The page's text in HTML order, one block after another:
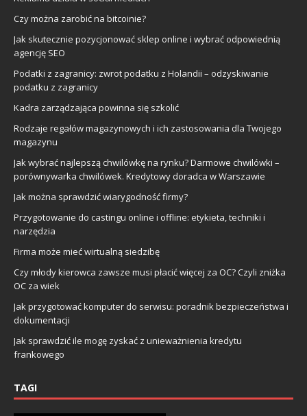
Czy można zarobić na bitcoinie?
Jak skutecznie pozycjonować sklep online i wybrać odpowiednią
agencję SEO
Podatki z zagranicy: zwrot podatku z Holandii – odzyskiwanie
podatku z zagranicy
Kadra zarządzająca powinna się szkolić
Rodzaje regałów magazynowych i ich zastosowania dla Twojego
magazynu
Jak wybrać najlepszą chwilówkę na rynku? Darmowe chwilówki –
porównywarka chwilówek. Kredytowy doradca w Warszawie
Jak można sprawdzić wiarygodność firmy?
Przygotowanie do castingu online i offline: etykieta, techniki i
narzędzia
Firma może mieć wirtualną siedzibę
Czy młody kierowca zawsze musi płacić więcej za OC? Czyli zniżka
OC za wiek
Jak przygotować komputer do serwisu: poradnik bezpieczeństwa i
dokumentacji
Jak sprawdzić ile mogę zyskać z unieważnienia kredytu
frankowego
TAGI